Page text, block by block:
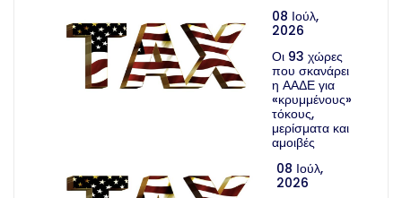
08 Ιούλ,
2026
Οι 93 χώρες
που σκανάρει
η ΑΑΔΕ για
«κρυμμένους»
τόκους,
μερίσματα και
αμοιβές
08 Ιούλ,
2026